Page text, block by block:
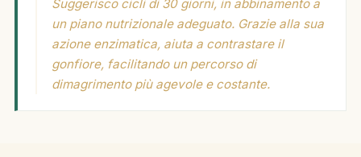
Suggerisco cicli di 30 giorni, in abbinamento a
un piano nutrizionale adeguato. Grazie alla sua
azione enzimatica, aiuta a contrastare il
gonfiore, facilitando un percorso di
dimagrimento più agevole e costante.